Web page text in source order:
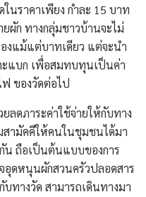
นราคาเพียง กำละ 15 บาท
ผัก ทางกลุ่มชาวบ้านจะไม่
องแม้แต่บาทเดียว แต่จะนำ
แบก เพื่อสมทบทุนเป็นค่า
ฟ ของวัดต่อไป
ลดภาระค่าใช้จ่ายให้กับทาง
สามัคคีให้คนในชุมชนได้มา
ถือเป็นต้นแบบของการ
อุดหนุนผักสวนครัวปลอดสาร
างวัด สามารถเดินทางมา